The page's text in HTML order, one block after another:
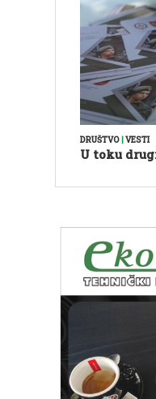
DRUŠTVO VESTI
U toku